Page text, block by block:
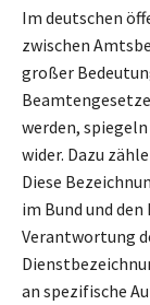
Im deutschen
zwischen
großer
werden,
wider. Dazu
Diese
im Bund und den
Verantwortung
an spezifische